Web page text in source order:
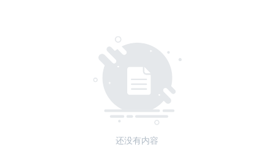
还没有内容